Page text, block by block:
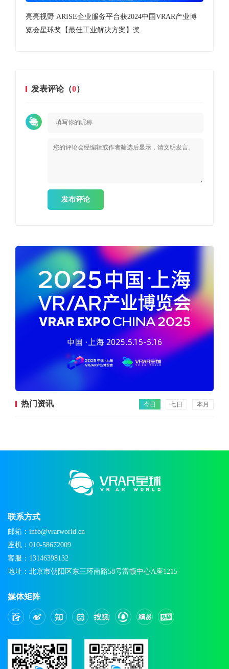
亮亮视野 ARISE企业服务平台获2024中国VRAR产业博
览会星球奖【最佳工业解决方案】奖
发表评论（0）
发布评论
热门资讯 今日 七日 本月
联系方式
邮箱：info@vrarworld.cn
座机：010-58672009
客服：13146398132
地址：北京市朝阳区东三环南路58号富顿中心A座1215
媒体矩阵